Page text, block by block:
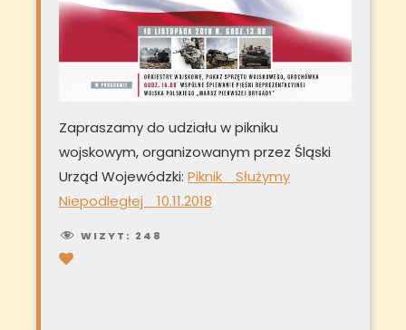
Zapraszamy do udziału w pikniku
wojskowym, organizowanym przez Śląski
Urząd Wojewódzki: Piknik _Służymy
Niepodległej_ 10.11.2018
WIZYT: 248